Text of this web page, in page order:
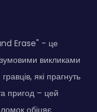
Erase" - це
викликами
які прагнуть
пригод – цей
обіцяє